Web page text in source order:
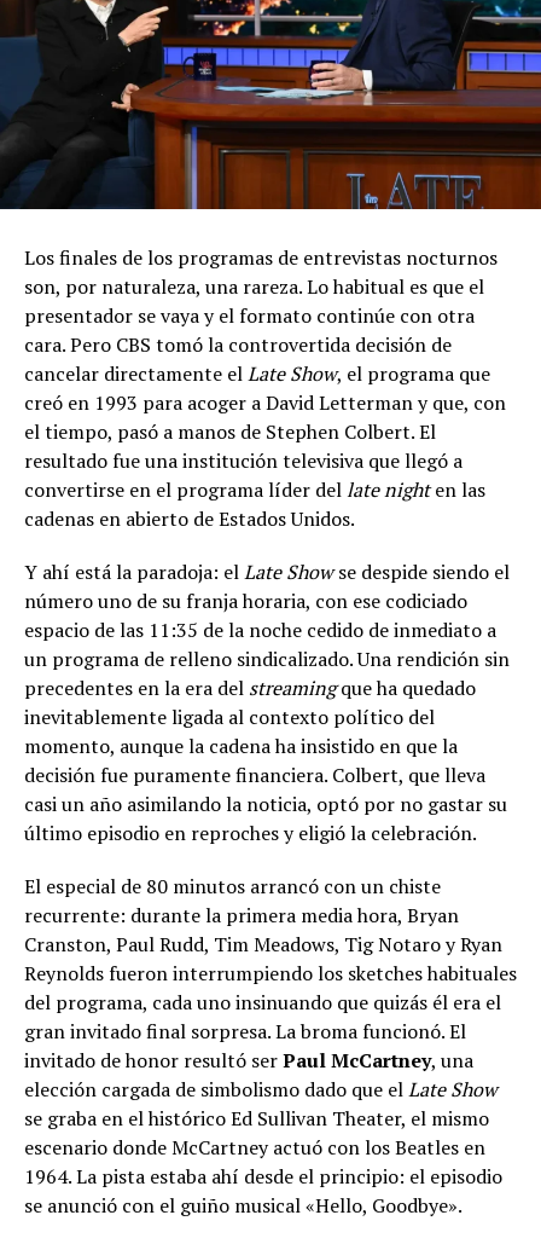
Los finales de los programas de entrevistas nocturnos
son, por naturaleza, una rareza. Lo habitual es que el
presentador se vaya y el formato continúe con otra
cara. Pero CBS tomó la controvertida decisión de
cancelar directamente elLate Show, el programa que
creó en 1993 para acoger a David Letterman y que, con
el tiempo, pasó a manos de Stephen Colbert. El
resultado fue una institución televisiva que llegó a
convertirse en el programa líder dellate nighten las
cadenas en abierto de Estados Unidos.
Y ahí está la paradoja: elLate Showse despide siendo el
número uno de su franja horaria, con ese codiciado
espacio de las 11:35 de la noche cedido de inmediato a
un programa de relleno sindicalizado. Una rendición sin
precedentes en la era del streamingque ha quedado
inevitablemente ligada al contexto político del
momento, aunque la cadena ha insistido en que la
decisión fue puramente financiera. Colbert, que lleva
casi un año asimilando la noticia, optó por no gastar su
último episodio en reproches y eligió la celebración.
El especial de 80 minutos arrancó con un chiste
recurrente: durante la primera media hora, Bryan
Cranston, Paul Rudd, Tim Meadows, Tig Notaro y Ryan
Reynolds fueron interrumpiendo los sketches habituales
del programa, cada uno insinuando que quizás él era el
gran invitado final sorpresa. La broma funcionó. El
invitado de honor resultó serPaul McCartney, una
elección cargada de simbolismo dado que elLate Show
se graba en el histórico Ed Sullivan Theater, el mismo
escenario donde McCartney actuó con los Beatles en
1964. La pista estaba ahí desde el principio: el episodio
se anunció con el guiño musical «Hello, Goodbye».